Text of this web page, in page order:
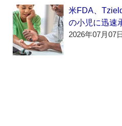
米FDA、
の小児に迅速
2026年07月07